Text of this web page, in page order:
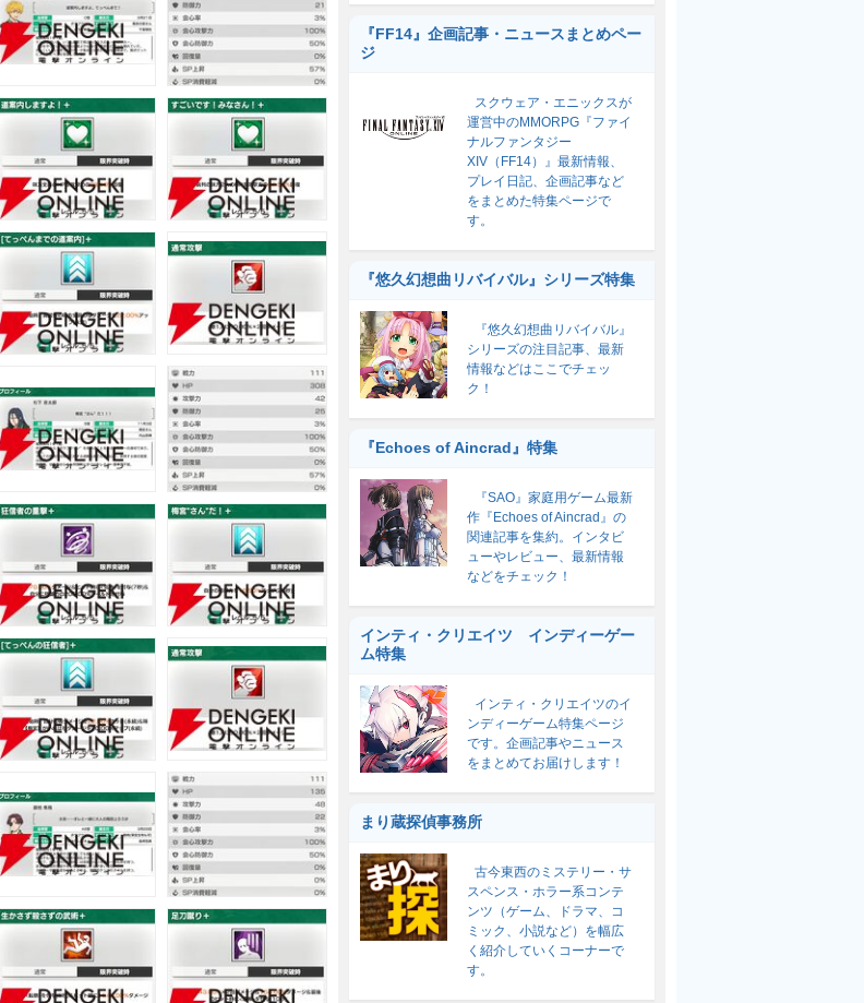
『FF14』企画記事・ニュースまとめペー
ジ
スクウェア・エニックスが
運営中のMMORPG『ファイ
ナルファンタジー
XIV（FF14）』最新情報、
プレイ日記、企画記事など
をまとめた特集ページで
す。
『悠久幻想曲リバイバル』シリーズ特集
『悠久幻想曲リバイバル』
シリーズの注目記事、最新
情報などはここでチェッ
ク！
『Echoes of Aincrad』特集
『SAO』家庭用ゲーム最新
作『Echoes of Aincrad』の
関連記事を集約。インタビ
ューやレビュー、最新情報
などをチェック！
インティ・クリエイツ インディーゲー
ム特集
インティ・クリエイツのイ
ンディーゲーム特集ページ
です。企画記事やニュース
をまとめてお届けします！
まり蔵探偵事務所
古今東西のミステリー・サ
スペンス・ホラー系コンテ
ンツ（ゲーム、ドラマ、コ
ミック、小説など）を幅広
く紹介していくコーナーで
す。